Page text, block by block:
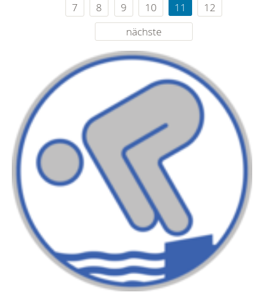
7
8 9 10 11
12
nächste